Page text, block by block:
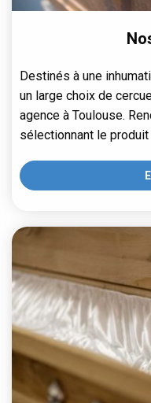
Destinés à une
un large choix de
agence à Toulouse.
sélectionnant le